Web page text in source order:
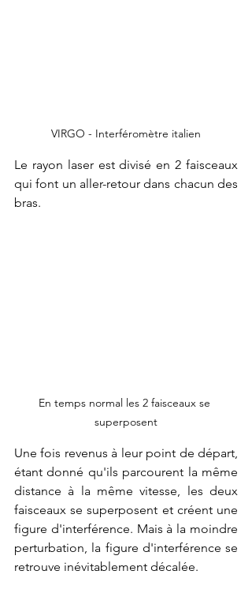
VIRGO - Interféromètre italien
Le rayon laser est divisé en 2 faisceaux
qui font un aller-retour dans chacun des
bras.
En temps normal les 2 faisceaux se
superposent
Une fois revenus à leur point de départ,
étant donné qu'ils parcourent la même
distance à la même vitesse, les deux
faisceaux se superposent et créent une
figure d'interférence. Mais à la moindre
perturbation, la figure d'interférence se
retrouve inévitablement décalée.